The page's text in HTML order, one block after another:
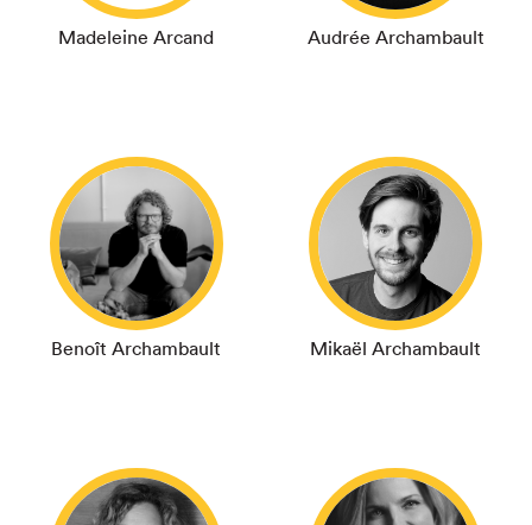
Madeleine Arcand Audrée Archambault
Benoît Archambault Mikaël Archambault